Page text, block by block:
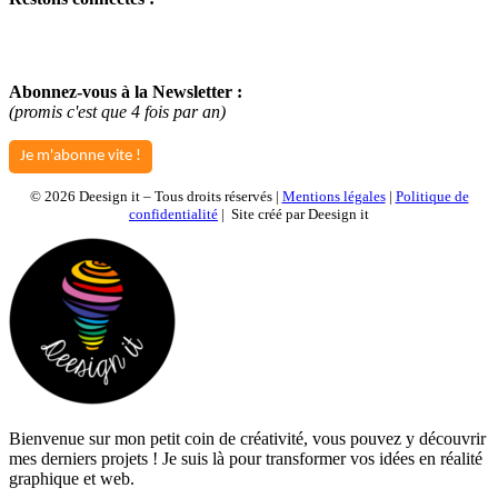
Abonnez-vous à la Newsletter :
(promis c'est que 4 fois par an)
Je m'abonne vite !
© 2026 Deesign it – Tous droits réservés | Mentions légales| Politique de
confidentialité | Site créé par Deesign it
Bienvenue sur mon petit coin de créativité, vous pouvez y découvrir
mes derniers projets ! Je suis là pour transformer vos idées en réalité
graphique et web.